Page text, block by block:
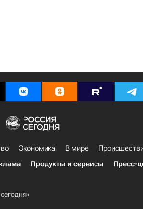
Экономика В мире
Продукты и сервисы Пресс-